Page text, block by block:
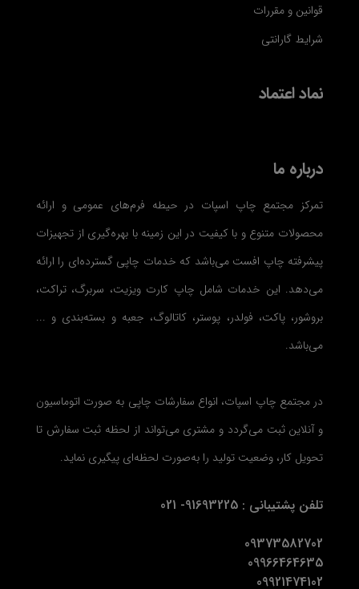
قوانین و مقررات
شرایط گارانتی
نماد اعتماد
درباره ما
تمرکز مجتمع چاپ اسپات در حیطه فرم‌های عمومی و ارائه
محصولات متنوع و با کیفیت در این زمینه با بهره‌گیری از تجهیزات
پیشرفته چاپ افست می‌باشد که خدمات چاپی گسترده‌ای را ارائه
می‌دهد. این خدمات شامل چاپ کارت ویزیت، سربرگ، تراکت،
بروشور، پاکت، فولدر، پوستر، کاتالوگ، جعبه و بسته‌بندی و ...
می‌باشد.
در مجتمع چاپ اسپات، انواع سفارشات چاپی به صورت اتوماسیون
و آنلاین ثبت می‌گردد و مشتری می‌تواند از لحظه ثبت سفارش تا
تحویل کار، وضعیت تولید را به‌صورت لحظه‌ای پیگیری نماید.
تلفن پشتیبانی : 91693225- 021
09373582702
09966464635
09921474102